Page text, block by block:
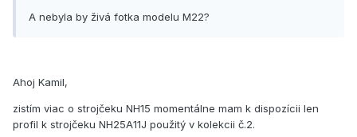
A nebyla by živá fotka modelu M22?
Ahoj Kamil,
zistím viac o strojčeku NH15 momentálne mam k dispozícii len
profil k strojčeku NH25A11J použitý v kolekcii č.2.